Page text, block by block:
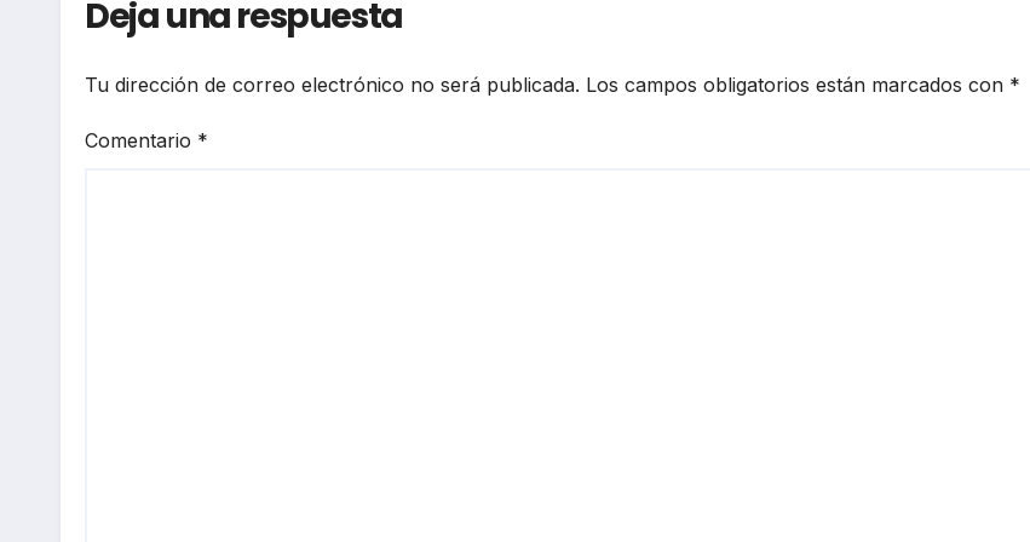
Deja una respuesta
Tu dirección de correo electrónico no será publicada. Los campos obligatorios están marcados con *
Comentario *